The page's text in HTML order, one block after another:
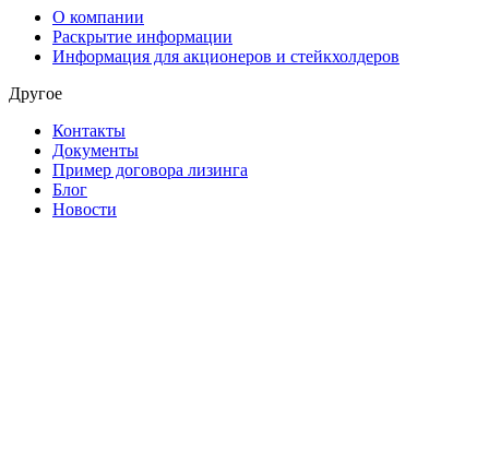
О компании
Раскрытие информации
Информация для акционеров и стейкхолдеров
Другое
Контакты
Документы
Пример договора лизинга
Блог
Новости